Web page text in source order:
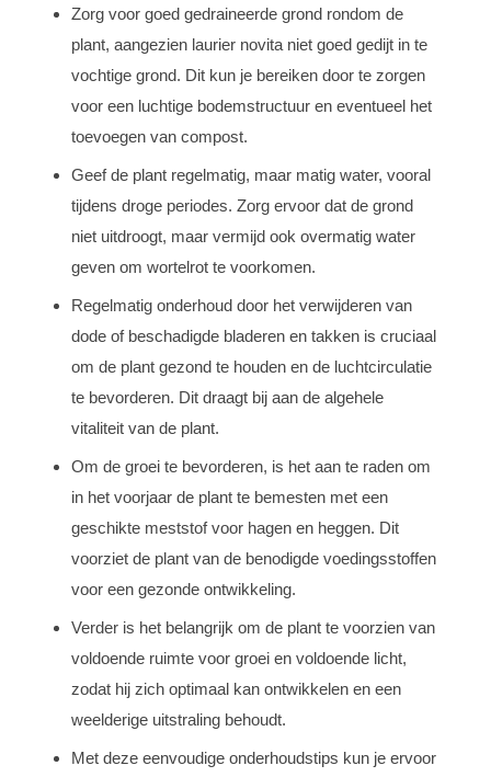
Zorg voor goed gedraineerde grond rondom de
plant, aangezien laurier novita niet goed gedijt in te
vochtige grond. Dit kun je bereiken door te zorgen
voor een luchtige bodemstructuur en eventueel het
toevoegen van compost.
Geef de plant regelmatig, maar matig water, vooral
tijdens droge periodes. Zorg ervoor dat de grond
niet uitdroogt, maar vermijd ook overmatig water
geven om wortelrot te voorkomen.
Regelmatig onderhoud door het verwijderen van
dode of beschadigde bladeren en takken is cruciaal
om de plant gezond te houden en de luchtcirculatie
te bevorderen. Dit draagt bij aan de algehele
vitaliteit van de plant.
Om de groei te bevorderen, is het aan te raden om
in het voorjaar de plant te bemesten met een
geschikte meststof voor hagen en heggen. Dit
voorziet de plant van de benodigde voedingsstoffen
voor een gezonde ontwikkeling.
Verder is het belangrijk om de plant te voorzien van
voldoende ruimte voor groei en voldoende licht,
zodat hij zich optimaal kan ontwikkelen en een
weelderige uitstraling behoudt.
Met deze eenvoudige onderhoudstips kun je ervoor